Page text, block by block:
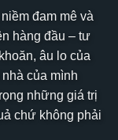
đam mê và
hàng đầu – tư
âu lo của
của mình
những giá trị
chứ không phải